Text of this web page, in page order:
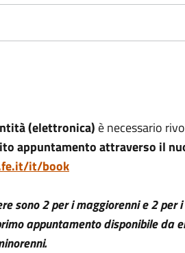
(elettronica) è necessario
appuntamento attraverso il
it/book
sono 2 per i maggiorenni e 2 per
appuntamento disponibile da